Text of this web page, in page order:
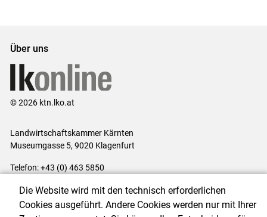
Über uns
© 2026 ktn.lko.at
Landwirtschaftskammer Kärnten
Museumgasse 5, 9020 Klagenfurt
Telefon: +43 (0) 463 5850
Impressum|Kontakt|Datenschutzerklärung|Barrierefreiheit|
Cookie-Einstellungen
Die Website wird mit den technisch erforderlichen
Cookies ausgeführt. Andere Cookies werden nur mit Ihrer